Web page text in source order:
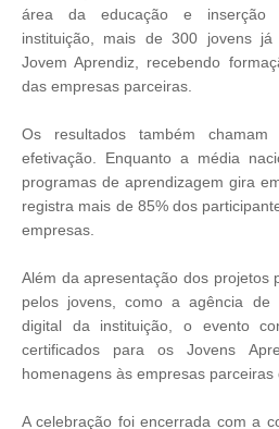
área da educação e inserção
instituição, mais de 300 jovens já
Jovem Aprendiz, recebendo
das empresas parceiras.
Os resultados também
efetivação. Enquanto a média
programas de aprendizagem gira
registra mais de 85% dos
empresas.
Além da apresentação dos projetos
pelos jovens, como a agência de
digital da instituição, o evento
certificados para os Jovens
homenagens às empresas parceiras
A celebração foi encerrada com a